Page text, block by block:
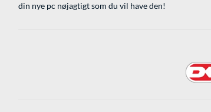
din nye pc nøjagtigt som du vil have den!